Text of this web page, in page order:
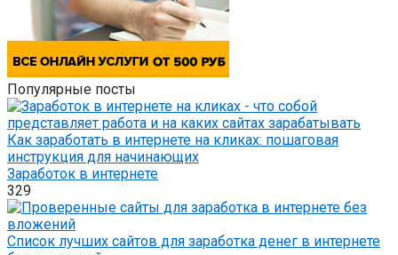
Популярные посты
Как заработать в интернете на кликах: пошаговая
инструкция для начинающих
Заработок в интернете
329
Список лучших сайтов для заработка денег в интернете